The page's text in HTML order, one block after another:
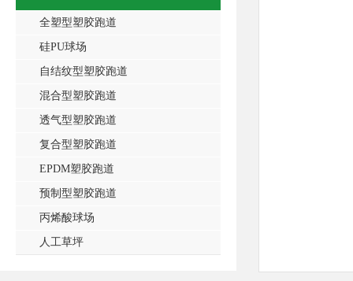
全塑型塑胶跑道
硅PU球场
自结纹型塑胶跑道
混合型塑胶跑道
透气型塑胶跑道
复合型塑胶跑道
EPDM塑胶跑道
预制型塑胶跑道
丙烯酸球场
人工草坪